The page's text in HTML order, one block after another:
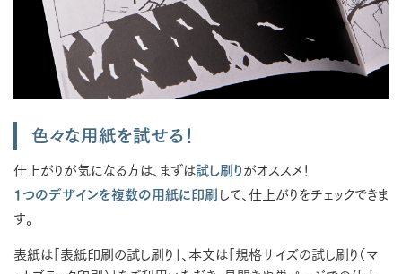
色々な用紙を試せる！
仕上がりが気になる方は、まずは試し刷り がオススメ！
1つのデザインを複数の用紙に印刷 して、仕上がりをチェックできま
す。
表紙は「表紙印刷の試し刷り」、本文は「規格サイズの試し刷り（マ